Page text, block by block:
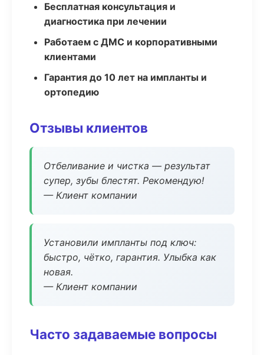
Бесплатная консультация и
диагностика при лечении
Работаем с ДМС и корпоративными
клиентами
Гарантия до 10 лет на импланты и
ортопедию
Отзывы клиентов
Отбеливание и чистка — результат
супер, зубы блестят. Рекомендую!
— Клиент компании
Установили импланты под ключ:
быстро, чётко, гарантия. Улыбка как
новая.
— Клиент компании
Часто задаваемые вопросы